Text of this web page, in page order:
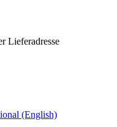
Lieferadresse
(English)